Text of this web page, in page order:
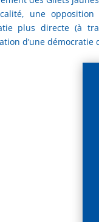
une
plus directe (à
d’une